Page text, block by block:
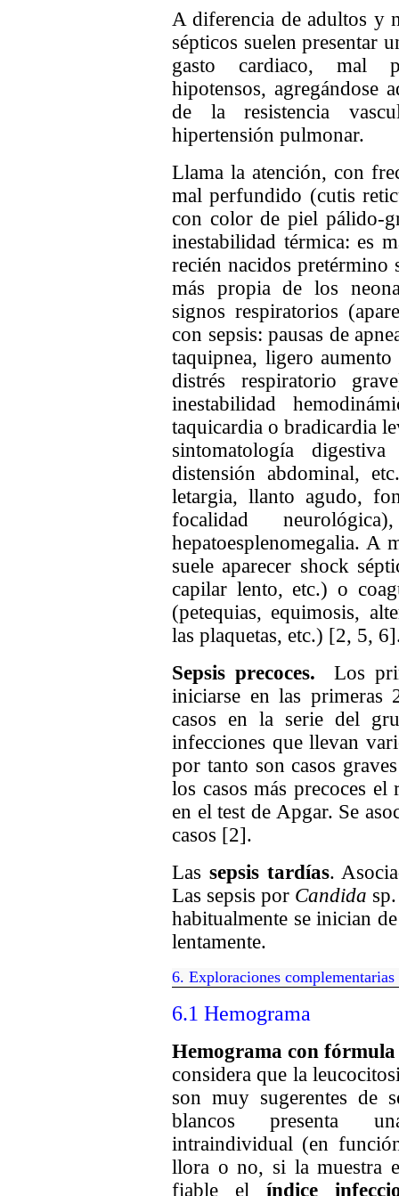
Adiferencia de adultos y
sépticos suelen presentar
gasto cardiaco, mal
hipotensos, agregándose
de la resistencia
hipertensión pulmonar.
Llama la atención, con
mal perfundido (cutis
con color de piel pálido-
inestabilidad térmica: es
recién nacidos pretérmino
más propia de los
signos respiratorios
con sepsis: pausas de
taquipnea, ligero
distrés respiratorio
inestabilidad
taquicardia o bradicardia
sintomatología
distensión abdominal,
letargia, llanto agudo,
focalidad
hepatoesplenomegalia. A
suele aparecer shock
capilar lento, etc.) o
(petequias, equimosis,
las plaquetas, etc.) [2, 5,
Sepsis precoces. Los
iniciarse en las
casos en la serie del
infecciones que llevan
por tanto son casos
los casos más precoces
en el test de Apgar. Se
casos [2].
Las sepsis tardías.
Las sepsis por Candida
habitualmente se inician
lentamente.
6. Exploraciones complementarias
6.1 Hemograma
Hemograma con
considera que la
son muy sugerentes de
blancos presenta
intraindividual (en
llora o no, si la muestra
fiable elíndice